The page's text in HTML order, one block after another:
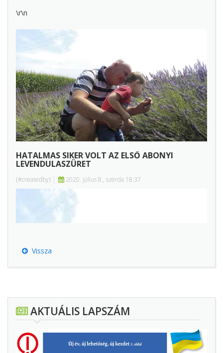
\r\n
HATALMAS SIKER VOLT AZ ELSŐ ABONYI
LEVENDULASZÜRET
{#createdby} 2020. július 8., szerda 18:37
Vissza
AKTUÁLIS LAPSZÁM